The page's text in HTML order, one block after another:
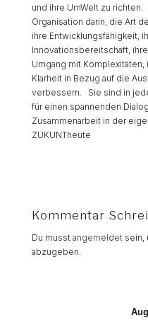
und ihre UmWelt zu
Organisation darin, die Art
ihre Entwicklungsfähigkeit,
Innovationsbereitschaft,
Umgang mit
Klarheit in Bezug auf die
verbessern. Sie sind in
für einen spannenden
Zusammenarbeit in der
ZUKUNTheute
Kommentar
Du musst angemeldetsein,
abzugeben.